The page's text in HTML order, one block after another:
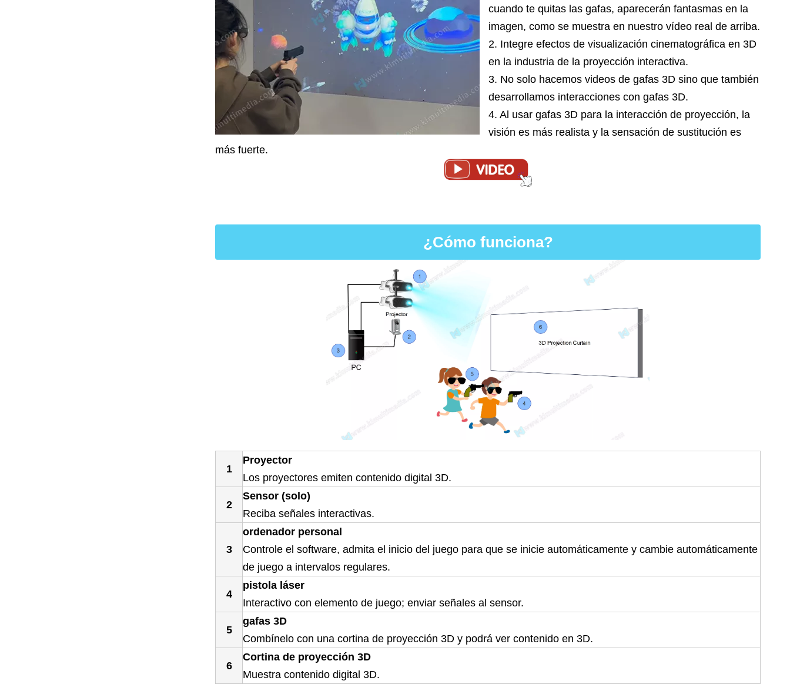
cuando te quitas las gafas, aparecerán fantasmas en la
imagen, como se muestra en nuestro vídeo real de arriba.
2. Integre efectos de visualización cinematográfica en 3D
en la industria de la proyección interactiva.
3. No solo hacemos videos de gafas 3D sino que también
desarrollamos interacciones con gafas 3D.
4. Al usar gafas 3D para la interacción de proyección, la
visión es más realista y la sensación de sustitución es
más fuerte.
¿Cómo funciona?
1
Proyector
Los proyectores emiten contenido digital 3D.
2
Sensor (solo)
Reciba señales interactivas.
3
ordenador personal
Controle el software, admita el inicio del juego para que se inicie automáticamente y cambie automáticamente
de juego a intervalos regulares.
4
pistola láser
Interactivo con elemento de juego; enviar señales al sensor.
5
gafas 3D
Combínelo con una cortina de proyección 3D y podrá ver contenido en 3D.
6
Cortina de proyección 3D
Muestra contenido digital 3D.